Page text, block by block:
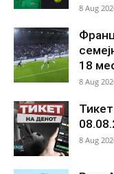
8 Aug
18
8 Aug
8 Aug